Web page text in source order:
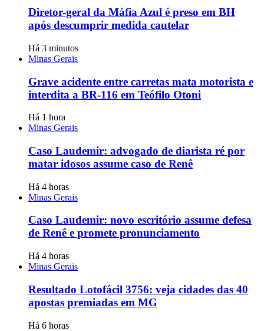
Diretor-geral da Máfia Azul é preso em BH
após descumprir medida cautelar
Há 3 minutos
Minas Gerais
Grave acidente entre carretas mata motorista e
interdita a BR-116 em Teófilo Otoni
Há 1 hora
Minas Gerais
Caso Laudemir: advogado de diarista ré por
matar idosos assume caso de Renê
Há 4 horas
Minas Gerais
Caso Laudemir: novo escritório assume defesa
de Renê e promete pronunciamento
Há 4 horas
Minas Gerais
Resultado Lotofácil 3756: veja cidades das 40
apostas premiadas em MG
Há 6 horas